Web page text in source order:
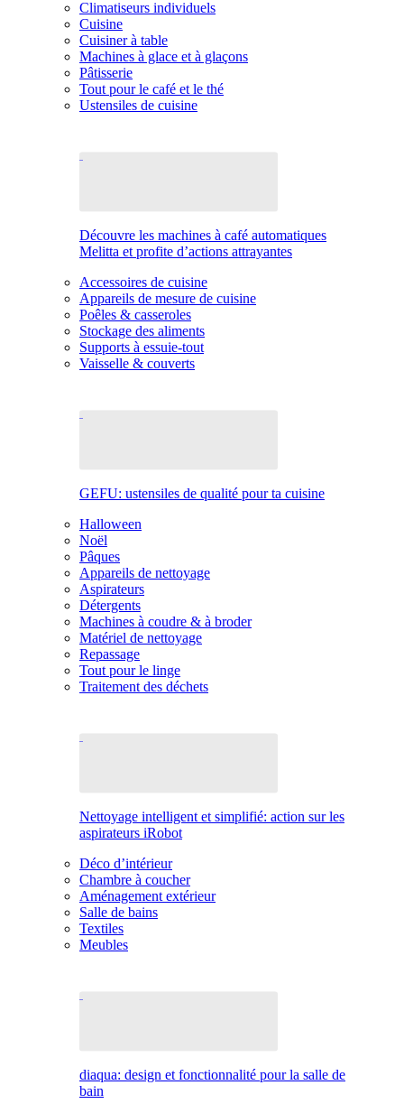
Climatiseurs individuels
Cuisine
Cuisiner à table
Machines à glace et à glaçons
Pâtisserie
Tout pour le café et le thé
Ustensiles de cuisine
Découvre les machines à café automatiques
Melitta et profite d’actions attrayantes
Accessoires de cuisine
Appareils de mesure de cuisine
Poêles & casseroles
Stockage des aliments
Supports à essuie-tout
Vaisselle & couverts
GEFU: ustensiles de qualité pour ta cuisine
Halloween
Noël
Pâques
Appareils de nettoyage
Aspirateurs
Détergents
Machines à coudre & à broder
Matériel de nettoyage
Repassage
Tout pour le linge
Traitement des déchets
Nettoyage intelligent et simplifié: action sur les
aspirateurs iRobot
Déco d’intérieur
Chambre à coucher
Aménagement extérieur
Salle de bains
Textiles
Meubles
diaqua: design et fonctionnalité pour la salle de
bain